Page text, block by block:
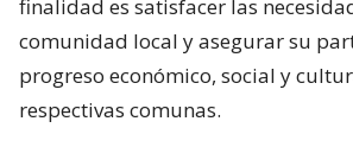
finalidad es satisfacer las
comunidad local y asegurar su
progreso económico, social y
respectivas comunas.